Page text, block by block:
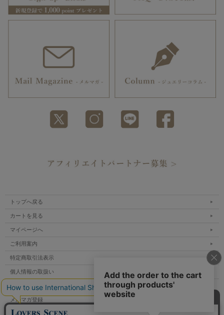
トップへ戻る
カートを見る
マイページへ
ご利用案内
特定商取引法表示
個人情報の取扱い
サイトマップ
メルマガ登録
お問い合わせ